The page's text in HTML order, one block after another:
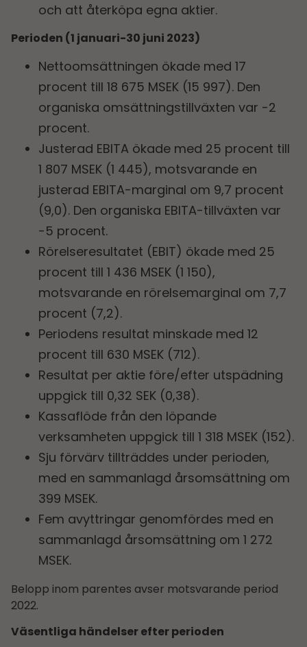
och att återköpa egna aktier.
Perioden (1 januari-30 juni 2023)
Nettoomsättningen ökade med 17
procent till 18 675 MSEK (15 997). Den
organiska omsättningstillväxten var -2
procent.
Justerad EBITA ökade med 25 procent till
1 807 MSEK (1 445), motsvarande en
justerad EBITA-marginal om 9,7 procent
(9,0). Den organiska EBITA-tillväxten var
-5 procent.
Rörelseresultatet (EBIT) ökade med 25
procent till 1 436 MSEK (1 150),
motsvarande en rörelsemarginal om 7,7
procent (7,2).
Periodens resultat minskade med 12
procent till 630 MSEK (712).
Resultat per aktie före/efter utspädning
uppgick till 0,32 SEK (0,38).
Kassaflöde från den löpande
verksamheten uppgick till 1 318 MSEK (152).
Sju förvärv tillträddes under perioden,
med en sammanlagd årsomsättning om
399 MSEK.
Fem avyttringar genomfördes med en
sammanlagd årsomsättning om 1 272
MSEK.
Belopp inom parentes avser motsvarande period
2022.
Väsentliga händelser efter perioden